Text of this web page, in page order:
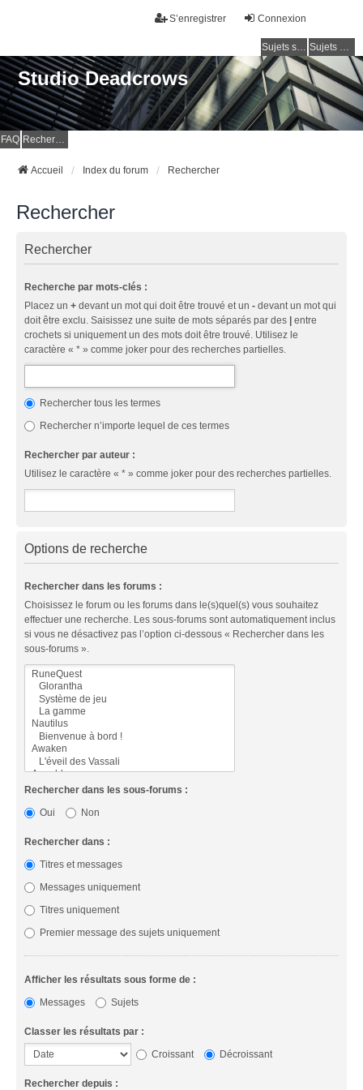
Connexion
S’enregistrer
Sujets sans réponse Sujets actifs
Studio Deadcrows
FAQ Rechercher
Accueil Index du forum Rechercher
Rechercher
Rechercher
Recherche par mots-clés :
Placez un + devant un mot qui doit être trouvé et un - devant un mot qui
doit être exclu. Saisissez une suite de mots séparés par des | entre
crochets si uniquement un des mots doit être trouvé. Utilisez le
caractère « * » comme joker pour des recherches partielles.
Rechercher tous les termes
Rechercher n’importe lequel de ces termes
Rechercher par auteur :
Utilisez le caractère « * » comme joker pour des recherches partielles.
Options de recherche
Rechercher dans les forums :
Choisissez le forum ou les forums dans le(s)quel(s) vous souhaitez
effectuer une recherche. Les sous-forums sont automatiquement inclus
si vous ne désactivez pas l’option ci-dessous « Rechercher dans les
sous-forums ».
Rechercher dans les sous-forums :
Oui
Non
Rechercher dans :
Titres et messages
Messages uniquement
Titres uniquement
Premier message des sujets uniquement
Afficher les résultats sous forme de :
Messages
Sujets
Classer les résultats par :
Croissant
Décroissant
Rechercher depuis :